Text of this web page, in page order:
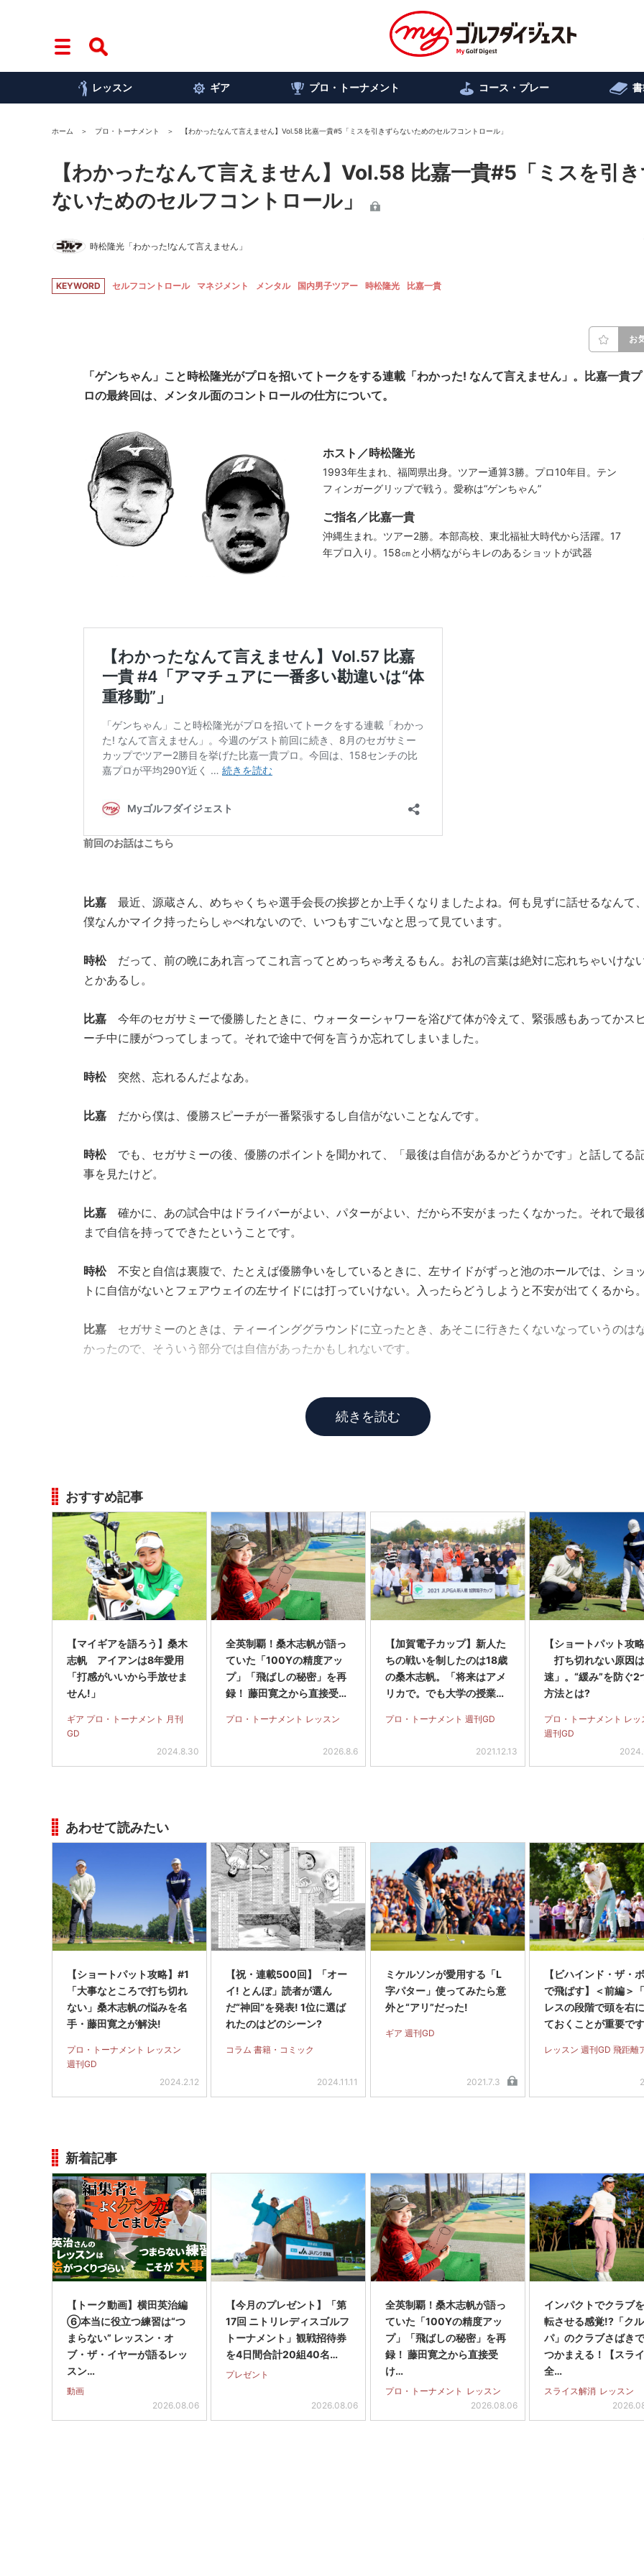
レッスン ギア プロ・トーナメント コース・プレー
ホーム プロ・トーナメント 【わかったなんて言えません】Vol.58 比嘉一貴#5「ミスを引きずらないためのセルフコントロール」
【わかったなんて言えません】Vol.58 比嘉一貴#5「ミスを引
ないためのセルフコントロール」
時松隆光「わかった!なんて言えません」
KEYWORD セルフコントロール マネジメント メンタル 国内男子ツアー 時松隆光 比嘉一貴
お
「ゲンちゃん」こと時松隆光がプロを招いてトークをする連載「わかった! なんて言えません」。比嘉一貴プ
ロの最終回は、メンタル面のコントロールの仕方について。
ホスト／時松隆光
1993年生まれ、福岡県出身。ツアー通算3勝。プロ10年目。テン
フィンガーグリップで戦う。愛称は“ゲンちゃん”
ご指名／比嘉一貴
沖縄生まれ。ツアー2勝。本部高校、東北福祉大時代から活躍。17
年プロ入り。158㎝と小柄ながらキレのあるショットが武器
前回のお話はこちら
比嘉 最近、源蔵さん、めちゃくちゃ選手会長の挨拶とか上手くなりましたよね。何も見ずに話せるなんて
僕なんかマイク持ったらしゃべれないので、いつもすごいなと思って見ています。
時松だって、前の晩にあれ言ってこれ言ってとめっちゃ考えるもん。お礼の言葉は絶対に忘れちゃいけな
とかあるし。
比嘉 今年のセガサミーで優勝したときに、ウォーターシャワーを浴びて体が冷えて、緊張感もあってかス
ーチ中に腰がつってしまって。それで途中で何を言うか忘れてしまいました。
時松突然、忘れるんだよなあ。
比嘉 だから僕は、優勝スピーチが一番緊張するし自信がないことなんです。
時松 でも、セガサミーの後、優勝のポイントを聞かれて、「最後は自信があるかどうかです」と話してる
事を見たけど。
比嘉 確かに、あの試合中はドライバーがよい、パターがよい、だから不安がまったくなかった。それで最
まで自信を持ってできたということです。
時松不安と自信は裏腹で、たとえば優勝争いをしているときに、左サイドがずっと池のホールでは、ショ
トに自信がないとフェアウェイの左サイドには打っていけない。入ったらどうしようと不安が出てくるから
比嘉 セガサミーのときは、ティーインググラウンドに立ったとき、あそこに行きたくないなっていうのは
かったので、そういう部分では自信があったかもしれないです。
続きを読む
おすすめ記事
【マイギアを語ろう】桑木
志帆 アイアンは8年愛用
「打感がいいから手放せま
せん!」
ギア プロ・トーナメント 月刊
GD
2024.8.30
全英制覇！桑木志帆が語っ
ていた「100Yの精度アッ
プ」「飛ばしの秘密」を再
録！ 藤田寛之から直接受け
プロ・トーナメント レッスン
2026.8.6
【加賀電子カップ】新人た
ちの戦いを制したのは18歳
の桑木志帆。「将来はアメ
リカで。でも大学の授業に
プロ・トーナメント 週刊GD
2021.12.13
【ショートパット攻
打ち切れない原因
速」。“緩み”を防ぐ2
方法とは?
プロ・トーナメント レッ
週刊GD
あわせて読みたい
【ショートパット攻略】#1
「大事なところで打ち切れ
ない」桑木志帆の悩みを名
手・藤田寛之が解決!
プロ・トーナメント レッスン
週刊GD
2024.2.12
【祝・連載500回】「オー
イ! とんぼ」読者が選ん
だ“神回”を発表! 1位に選ば
れたのはどのシーン?
コラム 書籍・コミック
2024.11.11
ミケルソンが愛用する「L
字パター」使ってみたら意
外と“アリ”だった!
ギア 週刊GD
2021.7.3
【ビハインド・ザ・
で飛ばす】＜前編＞
レスの段階で頭を右
ておくことが重要で
レッスン 週刊GD 飛距離
新着記事
【トーク動画】横田英治編
⑥本当に役立つ練習は“つ
まらない” レッスン・オ
ブ・ザ・イヤーが語るレッ
スン…
動画
2026.08.06
【今月のプレゼント】「第
17回 ニトリレディスゴルフ
トーナメント」観戦招待券
を4日間合計20組40名…
プレゼント
2026.08.06
全英制覇！桑木志帆が語っ
ていた「100Yの精度アッ
プ」「飛ばしの秘密」を再
録！ 藤田寛之から直接受
け…
プロ・トーナメント レッスン
2026.08.06
インパクトでクラブ
転させる感覚!?「ク
パ」のクラブさばき
つかまえる！【スラ
全…
スライス解消 レッスン